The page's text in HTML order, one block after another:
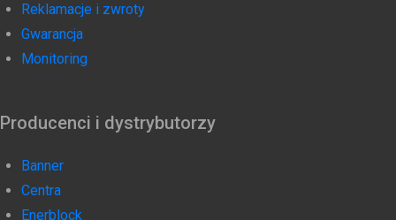
Reklamacje i zwroty
Gwarancja
Monitoring
Producenci i dystrybutorzy
Banner
Centra
Enerblock